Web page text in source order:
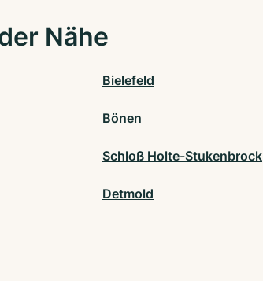
Nähe
Bielefeld
Bönen
Schloß Holte-Stukenbrock
Detmold